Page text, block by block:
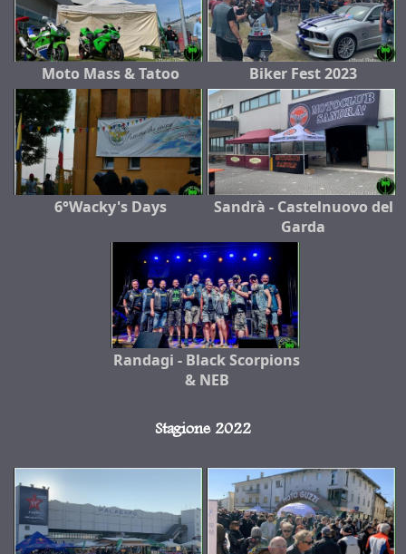
Moto Mass & Tatoo Biker Fest 2023
6°Wacky's Days
Sandrà - Castelnuovo del
Garda
Randagi - Black Scorpions
& NEB
Stagione 2022